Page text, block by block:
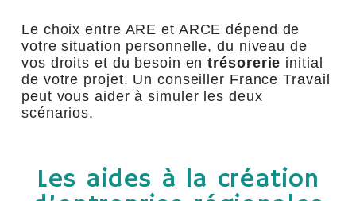
Le choix entre ARE et ARCE dépend de
votre situation personnelle, du niveau de
vos droits et du besoin entrésorerie initial
de votre projet. Un conseiller France Travail
peut vous aider à simuler les deux
scénarios.
Les aides à la création